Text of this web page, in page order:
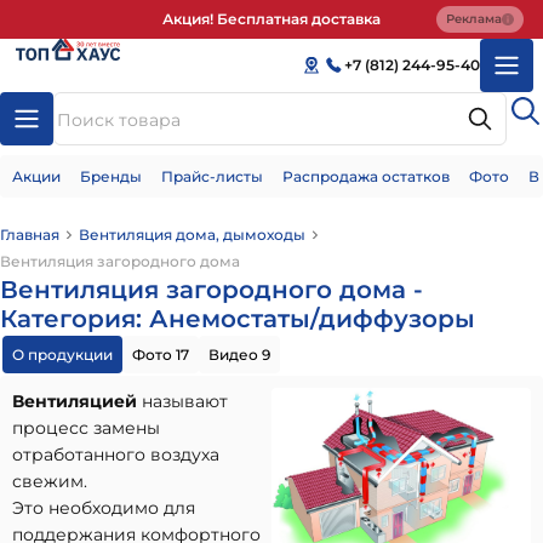
Акция! Бесплатная доставка Реклама
+7 (812) 244-95-40
Акции Бренды Прайс-листы Распродажа остатков Фото
Главная
Вентиляция дома, дымоходы
Вентиляция загородного дома
Вентиляция загородного дома -
Категория: Анемостаты/диффузоры
О продукции Фото 17 Видео 9
Вентиляцией называют
процесс замены
отработанного воздуха
свежим.
Это необходимо для
поддержания комфортного